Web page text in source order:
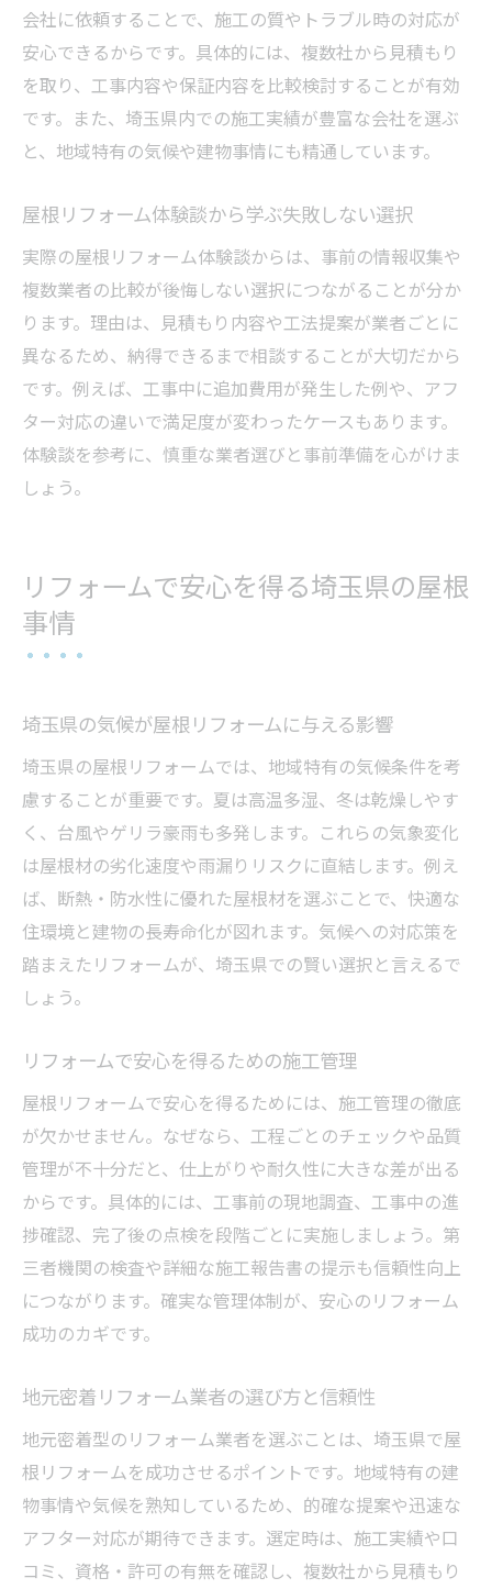
会社に依頼することで、施工の質やトラブル時の対応が
安心できるからです。具体的には、複数社から見積もり
を取り、工事内容や保証内容を比較検討することが有効
です。また、埼玉県内での施工実績が豊富な会社を選ぶ
と、地域特有の気候や建物事情にも精通しています。
屋根リフォーム体験談から学ぶ失敗しない選択
実際の屋根リフォーム体験談からは、事前の情報収集や
複数業者の比較が後悔しない選択につながることが分か
ります。理由は、見積もり内容や工法提案が業者ごとに
異なるため、納得できるまで相談することが大切だから
です。例えば、工事中に追加費用が発生した例や、アフ
ター対応の違いで満足度が変わったケースもあります。
体験談を参考に、慎重な業者選びと事前準備を心がけま
しょう。
リフォームで安心を得る埼玉県の屋根
事情
埼玉県の気候が屋根リフォームに与える影響
埼玉県の屋根リフォームでは、地域特有の気候条件を考
慮することが重要です。夏は高温多湿、冬は乾燥しやす
く、台風やゲリラ豪雨も多発します。これらの気象変化
は屋根材の劣化速度や雨漏りリスクに直結します。例え
ば、断熱・防水性に優れた屋根材を選ぶことで、快適な
住環境と建物の長寿命化が図れます。気候への対応策を
踏まえたリフォームが、埼玉県での賢い選択と言えるで
しょう。
リフォームで安心を得るための施工管理
屋根リフォームで安心を得るためには、施工管理の徹底
が欠かせません。なぜなら、工程ごとのチェックや品質
管理が不十分だと、仕上がりや耐久性に大きな差が出る
からです。具体的には、工事前の現地調査、工事中の進
捗確認、完了後の点検を段階ごとに実施しましょう。第
三者機関の検査や詳細な施工報告書の提示も信頼性向上
につながります。確実な管理体制が、安心のリフォーム
成功のカギです。
地元密着リフォーム業者の選び方と信頼性
地元密着型のリフォーム業者を選ぶことは、埼玉県で屋
根リフォームを成功させるポイントです。地域特有の建
物事情や気候を熟知しているため、的確な提案や迅速な
アフター対応が期待できます。選定時は、施工実績や口
コミ、資格・許可の有無を確認し、複数社から見積もり